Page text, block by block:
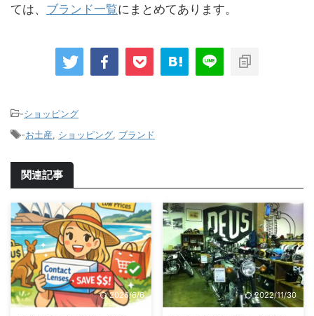
ては、 ブランド一覧にまとめてあります。
-ショッピング
-お土産, ショッピング, ブランド
関連記事
2026/6/6 2022/11/30